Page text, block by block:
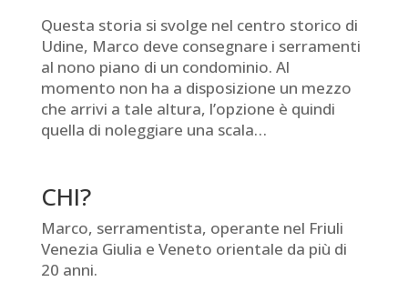
Questa storia si svolge nel centro storico di
Udine, Marco deve consegnare i serramenti
al nono piano di un condominio. Al
momento non ha a disposizione un mezzo
che arrivi a tale altura, l’opzione è quindi
quella di noleggiare una scala…
CHI?
Marco, serramentista, operante nel Friuli
Venezia Giulia e Veneto orientale da più di
20 anni.